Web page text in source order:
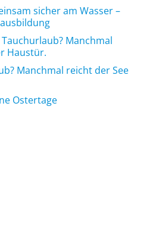
sicher am Wasser –
Tauchurlaub? Manchmal
Haustür.
Manchmal reicht der See
Ostertage